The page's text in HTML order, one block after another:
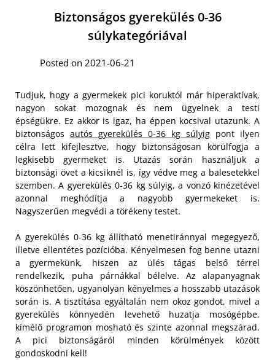
Biztonságos gyerekülés 0-36
súlykategóriával
Posted on 2021-06-21
Tudjuk, hogy a gyermekek pici koruktól már hiperaktívak,
nagyon sokat mozognak és nem ügyelnek a testi
épségükre. Ez akkor is igaz, ha éppen kocsival utazunk. A
biztonságos autós gyerekülés 0-36 kg súlyig pont ilyen
célra lett kifejlesztve, hogy biztonságosan körülfogja a
legkisebb gyermeket is. Utazás során használjuk a
biztonsági övet a kicsiknél is, így védve meg a balesetekkel
szemben. A gyerekülés 0-36 kg súlyig, a vonzó kinézetével
azonnal meghódítja a nagyobb gyermekeket is.
Nagyszerűen megvédi a törékeny testet.
A gyerekülés 0-36 kg állítható menetiránnyal megegyező,
illetve ellentétes pozícióba. Kényelmesen fog benne utazni
a gyermekünk, hiszen az ülés tágas belső térrel
rendelkezik, puha párnákkal bélelve. Az alapanyagnak
köszönhetően, ugyanolyan kényelmes a hosszabb utazások
során is. A tisztítása egyáltalán nem okoz gondot, mivel a
gyerekülés könnyedén levehető huzatja mosógépbe,
kímélő programon mosható és szinte azonnal megszárad.
A pici biztonságáról minden körülmények között
gondoskodni kell!